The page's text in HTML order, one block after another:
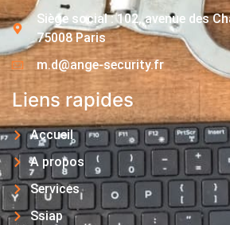
Siège social : 102, avenue des
75008 Paris
m.d@ange-security.fr
Liens rapides
Accueil
A propos
Services
Ssiap